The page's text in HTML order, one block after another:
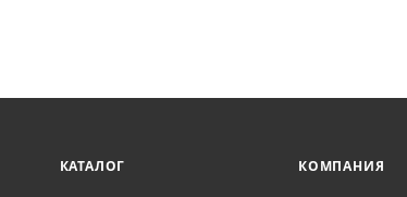
КАТАЛОГ КОМПАНИЯ